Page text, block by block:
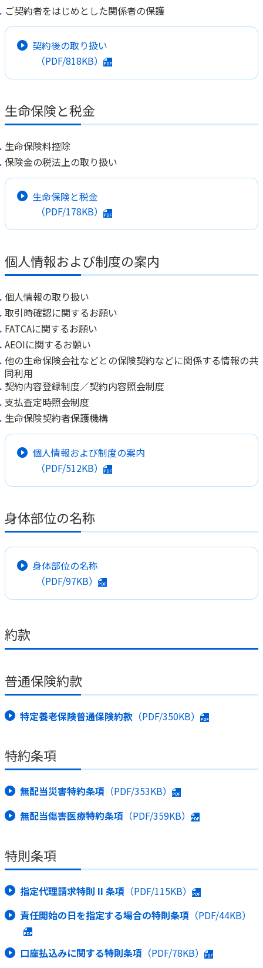
ご契約者をはじめとした関係者の保護
契約後の取り扱い
（PDF/818KB）
生命保険と税金
生命保険料控除
保険金の税法上の取り扱い
生命保険と税金
（PDF/178KB）
個人情報および制度の案内
個人情報の取り扱い
取引時確認に関するお願い
FATCAに関するお願い
AEOIに関するお願い
他の生命保険会社などとの保険契約などに関係する情報の共
同利用
契約内容登録制度／契約内容照会制度
支払査定時照会制度
生命保険契約者保護機構
個人情報および制度の案内
（PDF/512KB）
身体部位の名称
身体部位の名称
（PDF/97KB）
約款
普通保険約款
特定養老保険普通保険約款 （PDF/350KB）
特約条項
無配当災害特約条項 （PDF/353KB）
無配当傷害医療特約条項 （PDF/359KB）
特則条項
指定代理請求特則 II 条項 （PDF/115KB）
責任開始の日を指定する場合の特則条項 （PDF/44KB）
口座払込みに関する特則条項 （PDF/78KB）